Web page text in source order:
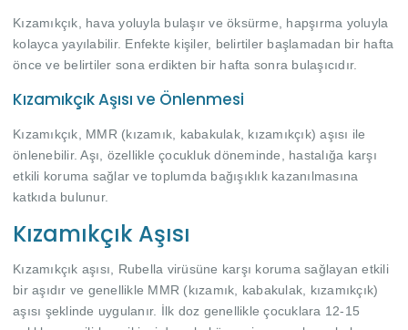
Kızamıkçık, hava yoluyla bulaşır ve öksürme, hapşırma yoluyla
kolayca yayılabilir. Enfekte kişiler, belirtiler başlamadan bir hafta
önce ve belirtiler sona erdikten bir hafta sonra bulaşıcıdır.
Kızamıkçık Aşısı ve Önlenmesi
Kızamıkçık, MMR (kızamık, kabakulak, kızamıkçık) aşısı ile
önlenebilir. Aşı, özellikle çocukluk döneminde, hastalığa karşı
etkili koruma sağlar ve toplumda bağışıklık kazanılmasına
katkıda bulunur.
Kızamıkçık Aşısı
Kızamıkçık aşısı, Rubella virüsüne karşı koruma sağlayan etkili
bir aşıdır ve genellikle MMR (kızamık, kabakulak, kızamıkçık)
aşısı şeklinde uygulanır. İlk doz genellikle çocuklara 12-15